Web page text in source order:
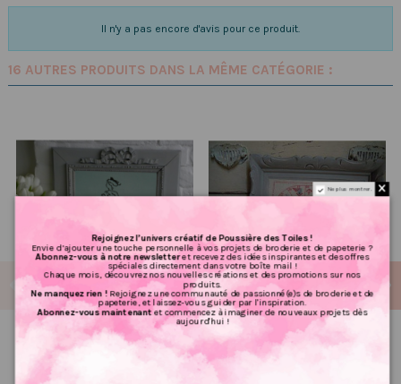
Il n'y a pas encore d'avis pour ce produit.
16 AUTRES PRODUITS DANS LA MÊME CATÉGORIE :
Grille point de croix :
Arlésienne PDF
Grille point de croix : jeu de
Ne plus montrer.
Rejoignez l’univers créatif de Poussière des Toiles !
Envie d’ajouter une touche personnelle à vos projets de broderie et de papeterie ?
Abonnez-vous à notre newsletteret recevez des idées inspirantes et des offres
spéciales directement dans votre boîte mail !
Chaque mois, découvrez nos nouvelles créations et des promotions sur nos
produits.
Ne manquez rien !Rejoignez une communauté de passionné(e)s de broderie et de
papeterie, et laissez-vous guider par l'inspiration.
Abonnez-vous maintenantet commencez à imaginer de nouveaux projets dès
aujourd'hui !